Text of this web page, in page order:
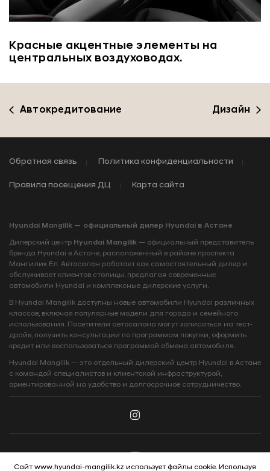
Красные акцентные элементы на
центральных воздуховодах.
Автокредитование Дизайн
Обратная связь Политика конфиденциальности
Правила посещения ДЦ Карта сайта
Hyundai Mangilik — официальный дилер Hyundai в Астане
Дилерский центр Hyundai Mangilik — официальный представитель
бренда Hyundai в Астане, расположенный в районе проспекта
Мангилик Ел. Автосалон работает как самостоятельный дилер и
обслуживает клиентов столицы, предлагая современные
автомобили Hyundai и комплексные дилерские услуги.
В Hyundai Mangilik доступны новые автомобили Hyundai различных
классов, включая популярные модели для города и семейного
использования. Посетители автосалона могут записаться на тест-
драйв, получить консультации по программам покупки, оформить
кредит или воспользоваться программой обмена автомобиля.
Hyundai Mangilik — это отдельный дилерский центр Hyundai в Астане
с командой специалистов и клиентской инфраструктурой,
ориентированной на удобство и долгосрочное сотрудничество.
Сайт www.hyundai-mangilik.kz использует файлы cookie. Используя